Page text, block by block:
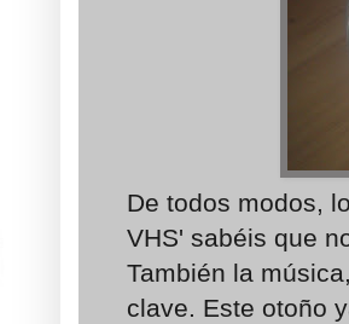
De todos modos,
VHS' sabéis que
También la
clave. Este otoño